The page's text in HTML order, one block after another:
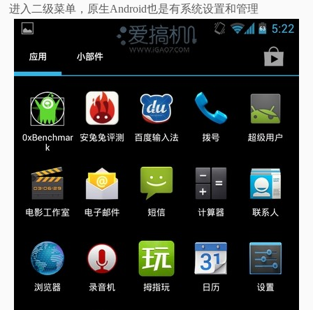
进入二级菜单，原生Android也是有系统设置和管理